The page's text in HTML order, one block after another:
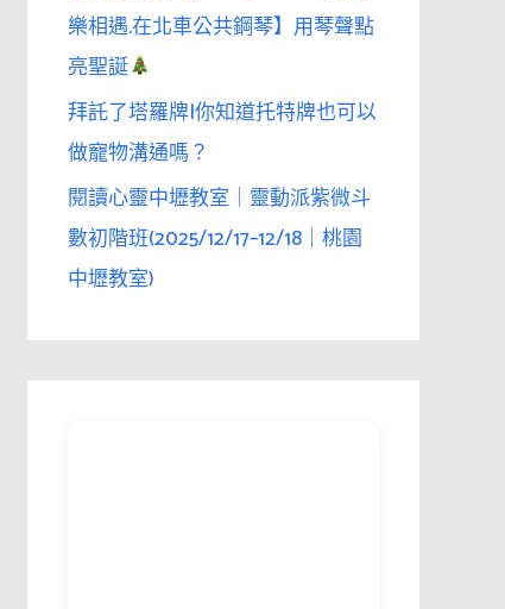
樂相遇.在北車公共鋼琴】用琴聲點
亮聖誕
拜託了塔羅牌|你知道托特牌也可以
做寵物溝通嗎？
閱讀心靈中壢教室｜靈動派紫微斗
數初階班(2025/12/17–12/18｜桃園
中壢教室)